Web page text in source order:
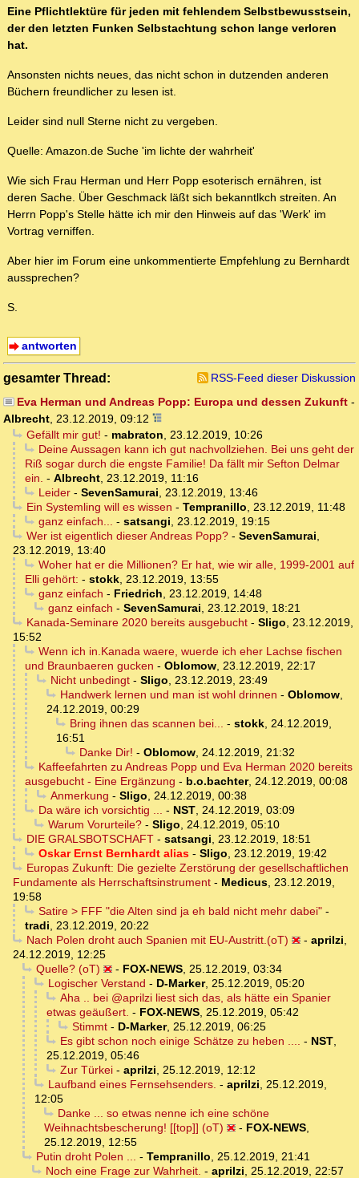
Eine Pflichtlektüre für jeden mit fehlendem Selbstbewusstsein,
der den letzten Funken Selbstachtung schon lange verloren
hat.
Ansonsten nichts neues, das nicht schon in dutzenden anderen
Büchern freundlicher zu lesen ist.
Leider sind null Sterne nicht zu vergeben.
Quelle: Amazon.de Suche 'im lichte der wahrheit'
Wie sich Frau Herman und Herr Popp esoterisch ernähren, ist
deren Sache. Über Geschmack läßt sich bekanntlkch streiten. An
Herrn Popp's Stelle hätte ich mir den Hinweis auf das 'Werk' im
Vortrag verniffen.
Aber hier im Forum eine unkommentierte Empfehlung zu Bernhardt
aussprechen?
S.
antworten
gesamter Thread:
RSS-Feed dieser Diskussion
Eva Herman und Andreas Popp: Europa und dessen Zukunft-
Albrecht 23.12.2019, 09:12
Gefällt mir gut! - mabraton
23.12.2019, 10:26
Deine Aussagen kann ich gut nachvollziehen. Bei uns geht der
Riß sogar durch die engste Familie! Da fällt mir Sefton Delmar
ein. - Albrecht 23.12.2019, 11:16
Leider- SevenSamurai
23.12.2019, 13:46
Ein Systemling will es wissen - Tempranillo
23.12.2019, 11:48
ganz einfach...
- satsangi
23.12.2019, 19:15
Wer ist eigentlich dieser Andreas Popp?- SevenSamurai
23.12.2019, 13:40
Woher hat er die Millionen? Er hat, wie wir alle, 1999-2001 auf
Elli gehört: - stokk 23.12.2019, 13:55
ganz einfach - Friedrich
23.12.2019, 14:48
ganz einfach - SevenSamurai
23.12.2019, 18:21
Kanada-Seminare 2020 bereits ausgebucht- Sligo
23.12.2019,
15:52
Wenn ich in.Kanada waere, wuerde ich eher Lachse fischen
und Braunbaeren gucken - Oblomow 23.12.2019, 22:17
Nicht unbedingt- Sligo
23.12.2019, 23:49
Handwerk lernen und man ist wohl drinnen - Oblomow,
24.12.2019, 00:29
Bring ihnen das scannen bei...
- stokk, 24.12.2019,
16:51
Danke Dir! - Oblomow, 24.12.2019, 21:32
Kaffeefahrten zu Andreas Popp und Eva Herman 2020 bereits
ausgebucht - Eine Ergänzung - b.o.bachter, 24.12.2019, 00:08
Anmerkung - Sligo
24.12.2019, 00:38
Da wäre ich vorsichtig ...
- NST, 24.12.2019, 03:09
Warum Vorurteile?- Sligo
24.12.2019, 05:10
DIE GRALSBOTSCHAFT- satsangi
23.12.2019, 18:51
Oskar Ernst Bernhardt alias- Sligo
23.12.2019, 19:42
Europas Zukunft: Die gezielte Zerstörung der gesellschaftlichen
Fundamente als Herrschaftsinstrument - Medicus 23.12.2019,
19:58
Satire > FFF "die Alten sind ja eh bald nicht mehr dabei"-
tradi
23.12.2019, 20:22
Nach Polen droht auch Spanien mit EU-Austritt.(oT)
- aprilzi
24.12.2019, 12:25
Quelle? (oT)
- FOX-NEWS, 25.12.2019, 03:34
Logischer Verstand - D-Marker, 25.12.2019, 05:20
Aha .. bei @aprilzi liest sich das, als hätte ein Spanier
etwas geäußert. - FOX-NEWS 25.12.2019, 05:42
Stimmt- D-Marker, 25.12.2019, 06:25
Es gibt schon noch einige Schätze zu heben ....
- NST,
25.12.2019, 05:46
Zur Türkei- aprilzi
25.12.2019, 12:12
Laufband eines Fernsehsenders. - aprilzi
25.12.2019,
12:05
Danke ... so etwas nenne ich eine schöne
Weihnachtsbescherung! [[top]] (oT)
- FOX-NEWS
25.12.2019, 12:55
Putin droht Polen ...
- Tempranillo
25.12.2019, 21:41
Noch eine Frage zur Wahrheit. - aprilzi 25.12.2019, 22:57